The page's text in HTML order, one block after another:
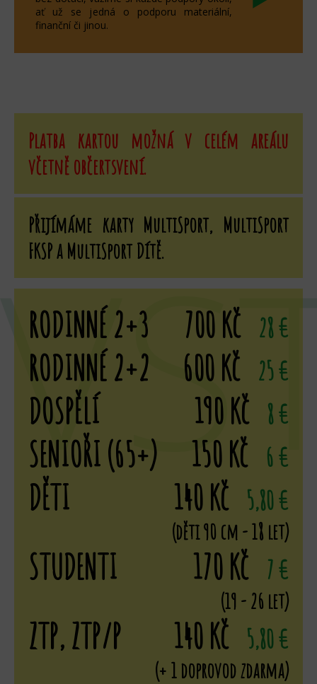
ať už se jedná o podporu materiální,
finanční či jinou.
Platba kartou možná v celém areálu
včetně občertsvení.
Přijímáme karty MultiSport, MultiSport
FKSP a MultiSport Dítě.
RODINNÉ 2+3 700 Kč 28 €
RODINNÉ 2+2 600 Kč 25 €
DOSPĚLÍ 190 Kč 8 €
SENIOŘI (65+) 150 Kč 6 €
DĚTI 140 Kč 5,80 €
(děti 90 cm - 18 let)
STUDENTI 170 Kč 7 €
(19 - 26 let)
ZTP, ZTP/P 140 Kč 5,80 €
(+ 1 doprovod zdarma)